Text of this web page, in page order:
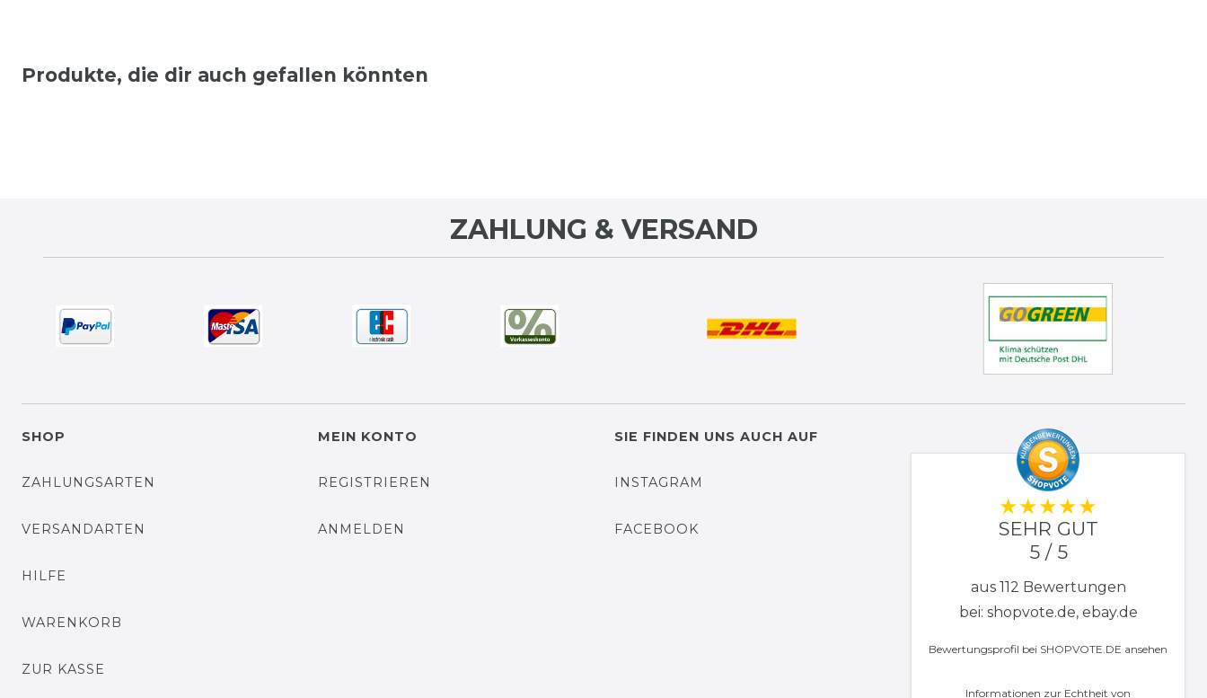
Produkte, die dir auch gefallen könnten
ZAHLUNG & VERSAND
SHOP
ZAHLUNGSARTEN
VERSANDARTEN
HILFE
WARENKORB
ZUR KASSE
MEIN KONTO
REGISTRIEREN
ANMELDEN
SIE FINDEN UNS AUCH AUF
INSTAGRAM
FACEBOOK
SEHR GUT
5 / 5
aus 112 Bewertungen
bei: shopvote.de, ebay.de
Bewertungsprofil bei SHOPVOTE.DE ansehen
Informationen zur Echtheit von